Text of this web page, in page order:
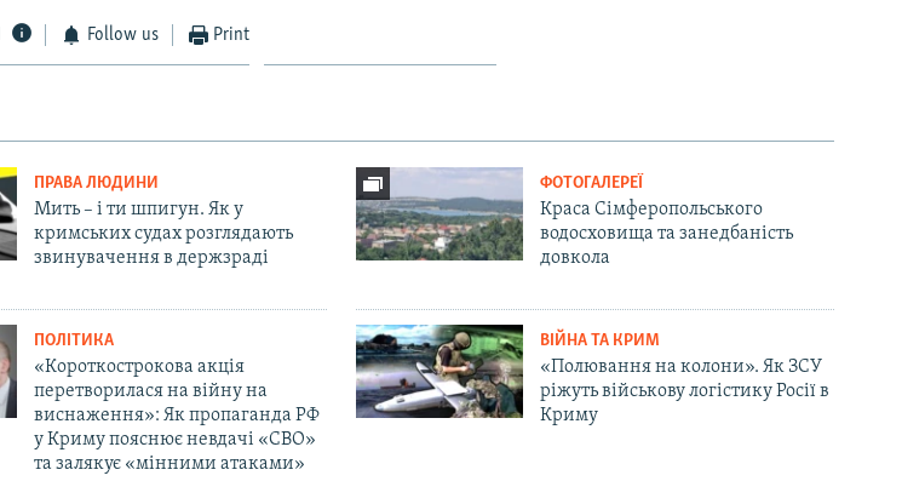
Follow us Print
ПРАВА ЛЮДИНИ
Мить – і ти шпигун. Як у
кримських судах розглядають
звинувачення в держзраді
ФОТОГАЛЕРЕЇ
Краса Сімферопольського
водосховища та занедбаність
довкола
ПОЛІТИКА
«Короткострокова акція
перетворилася на війну на
виснаження»: Як пропаганда РФ
у Криму пояснює невдачі «СВО»
та залякує «мінними атаками»
ВІЙНА ТА КРИМ
«Полювання на колони». Як ЗСУ
ріжуть військову логістику Росії в
Криму